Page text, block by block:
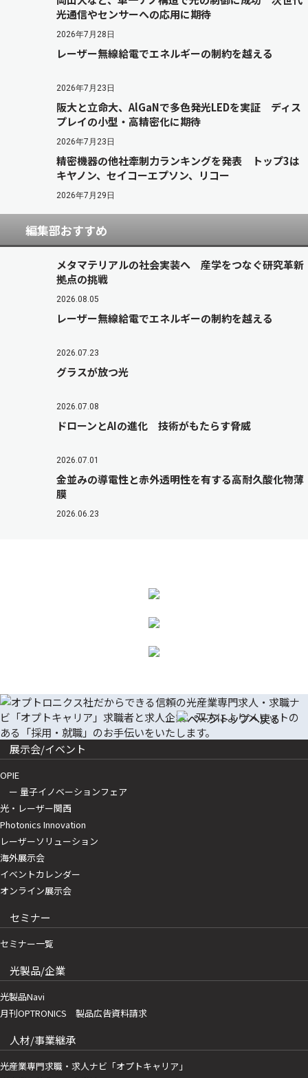
光通信やセンサーへの応用に期待
2026年7月28日
レーザー無線給電でエネルギーの制約を越える
2026年7月23日
阪大と立命大、AlGaNで多色発光LEDを実証 ディス
プレイの小型・高精密化に期待
2026年7月23日
精密機器の他社牽制力ランキングを発表 トップ3は
キヤノン、セイコーエプソン、リコー
2026年7月29日
編集部おすすめ
メタマテリアルの社会実装へ 産学をつなぐ研究革新
拠点の挑戦
2026.08.05
レーザー無線給電でエネルギーの制約を越える
2026.07.23
グラスが放つ光
2026.07.08
ドローンとAIの進化 技術がもたらす脅威
2026.07.01
金並みの導電性と赤外透明性を有する高耐久酸化物薄
膜
2026.06.23
展示会/イベント
OPIE
ー 量子イノベーションフェア
光・レーザー関西
Photonics Innovation
レーザーソリューション
海外展示会
イベントカレンダー
オンライン展示会
セミナー
セミナー一覧
光製品/企業
光製品Navi
月刊OPTRONICS 製品広告資料請求
人材/事業継承
光産業専門求職・求人ナビ「オプトキャリア」